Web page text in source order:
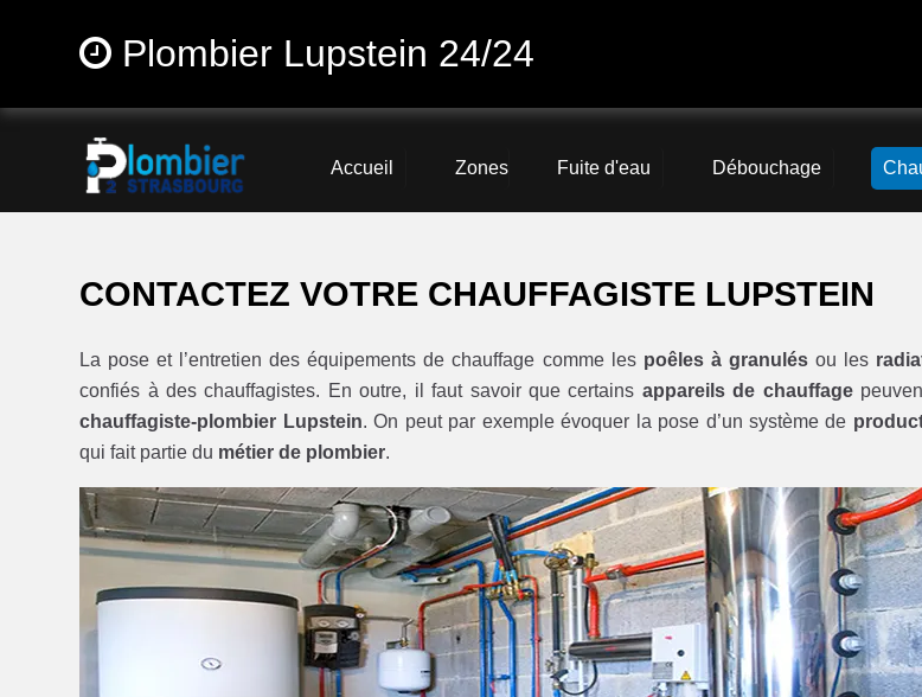
Plombier Lupstein 24/24
Accueil Zones Fuite d'eau Débouchage
CONTACTEZ VOTRE CHAUFFAGISTE LUPSTEIN
La pose et l’entretien des équipements de chauffage comme les poêles à granulésou les
confiés à des chauffagistes. En outre, il faut savoir que certains appareils de chauffage
chauffagiste-plombier Lupstein. On peut par exemple évoquer la pose d’un système de
qui fait partie du métier de plombier.